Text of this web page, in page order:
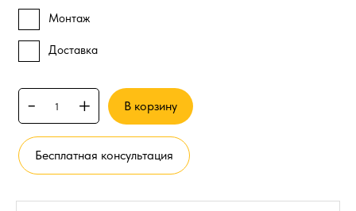
Монтаж
Доставка
- + В корзину
Бесплатная консультация